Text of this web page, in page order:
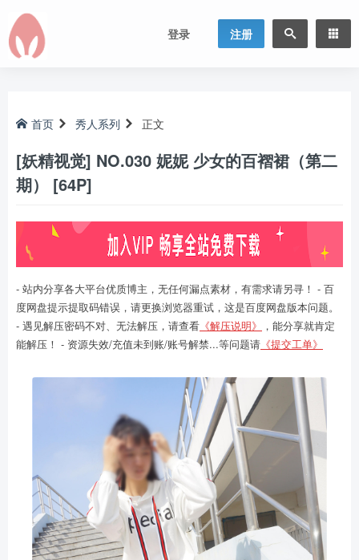
登录 注册
首页 秀人系列 正文
[妖精视觉] NO.030 妮妮 少女的百褶裙（第二
期） [64P]
- 站内分享各大平台优质博主，无任何漏点素材，有需求请另寻！ - 百
度网盘提示提取码错误，请更换浏览器重试，这是百度网盘版本问题。
- 遇见解压密码不对、无法解压，请查看 《解压说明》
，能分享就肯定
能解压！ - 资源失效/充值未到账/账号解禁...等问题请 《提交工单》